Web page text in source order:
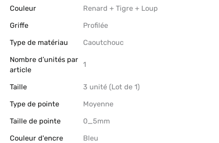
Couleur
‎Renard + Tigre + Loup
Griffe
‎Profilée
Type de matériau
‎Caoutchouc
Nombre d’unités par
article
‎1
Taille
‎3 unité (Lot de 1)
Type de pointe
‎Moyenne
Taille de pointe
‎0_5mm
Couleur d'encre
‎Bleu